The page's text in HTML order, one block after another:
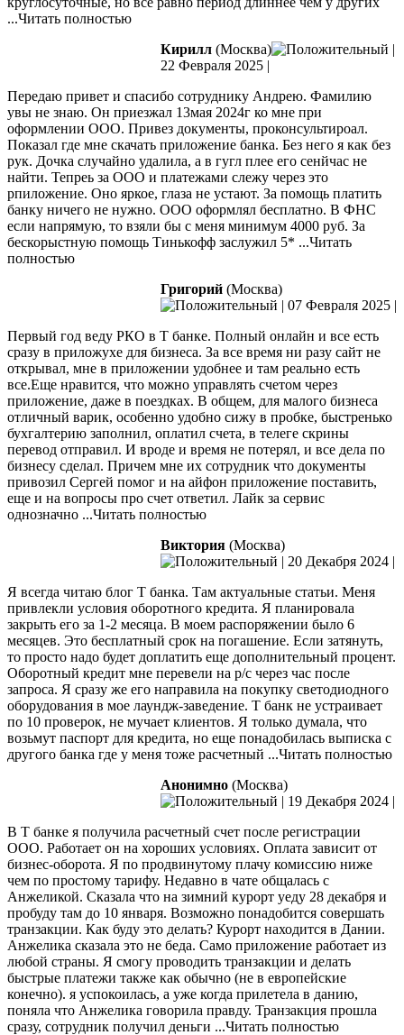
...Читать полностью
Кирилл (Москва)
|
22 Февраля 2025 |
Передаю привет и спасибо сотруднику Андрею. Фамилию
увы не знаю. Он приезжал 13мая 2024г ко мне при
оформлении ООО. Привез документы, проконсультироал.
Показал где мне скачать приложение банка. Без него я как без
рук. Дочка случайно удалила, а в гугл плее его сенйчас не
найти. Тепреь за ООО и платежами слежу через это
рпиложение. Оно яркое, глаза не устают. За помощь платить
банку ничего не нужно. ООО оформлял бесплатно. В ФНС
если напрямую, то взяли бы с меня минимум 4000 руб. За
бескорыстную помощь Тинькофф заслужил 5* ...Читать
полностью
Григорий (Москва)
| 07 Февраля 2025 |
Первый год веду РКО в Т банке. Полный онлайн и все есть
сразу в приложухе для бизнеса. За все время ни разу сайт не
открывал, мне в приложении удобнее и там реально есть
все.Еще нравится, что можно управлять счетом через
приложение, даже в поездках. В общем, для малого бизнеса
отличный варик, особенно удобно сижу в пробке, быстренько
бухгалтерию заполнил, оплатил счета, в телеге скрины
перевод отправил. И вроде и время не потерял, и все дела по
бизнесу сделал. Причем мне их сотрудник что документы
привозил Сергей помог и на айфон приложение поставить,
еще и на вопросы про счет ответил. Лайк за сервис
однозначно ...Читать полностью
Виктория (Москва)
| 20 Декабря 2024 |
Я всегда читаю блог Т банка. Там актуальные статьи. Меня
привлекли условия оборотного кредита. Я планировала
закрыть его за 1-2 месяца. В моем распоряжении было 6
месяцев. Это бесплатный срок на погашение. Если затянуть,
то просто надо будет доплатить еще дополнительный процент.
Оборотный кредит мне перевели на р/c через час после
запроса. Я сразу же его направила на покупку светодиодного
оборудования в мое лаундж-заведение. Т банк не устраивает
по 10 проверок, не мучает клиентов. Я только думала, что
возьмут паспорт для кредита, но еще понадобилась выписка с
другого банка где у меня тоже расчетный ...Читать полностью
Анонимно (Москва)
| 19 Декабря 2024 |
В Т банке я получила расчетный счет после регистрации
ООО. Работает он на хороших условиях. Оплата зависит от
бизнес-оборота. Я по продвинутому плачу комиссию ниже
чем по простому тарифу. Недавно в чате общалась с
Анжеликой. Сказала что на зимний курорт уеду 28 декабря и
пробуду там до 10 января. Возможно понадобится совершать
транзакции. Как буду это делать? Курорт находится в Дании.
Анжелика сказала это не беда. Само приложение работает из
любой страны. Я смогу проводить транзакции и делать
быстрые платежи также как обычно (не в европейские
конечно). я успокоилась, а уже когда прилетела в данию,
поняла что Анжелика говорила правду. Транзакция прошла
сразу, сотрудник получил деньги ...Читать полностью